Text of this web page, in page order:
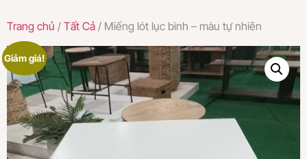
Trang chủ / Tất Cả / Miếng lót lục bình – màu tự nhiên
Giảm giá!